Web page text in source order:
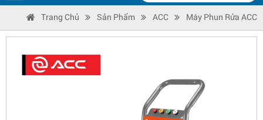
Trang Chủ Sản Phẩm ACC Máy Phun Rửa ACC